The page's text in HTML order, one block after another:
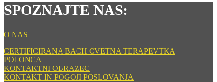
SPOZNAJTE NAS:
O NAS
CERTIFICIRANA BACH CVETNA TERAPEVTKA
POLONCA
KONTAKTNI OBRAZEC
KONTAKT IN POGOJI POSLOVANJA